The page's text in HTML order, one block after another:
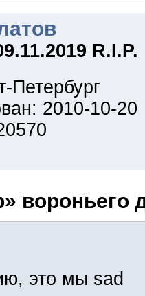
R.I.P.
Петербург
2010-10-20
вороньего
это мы sad